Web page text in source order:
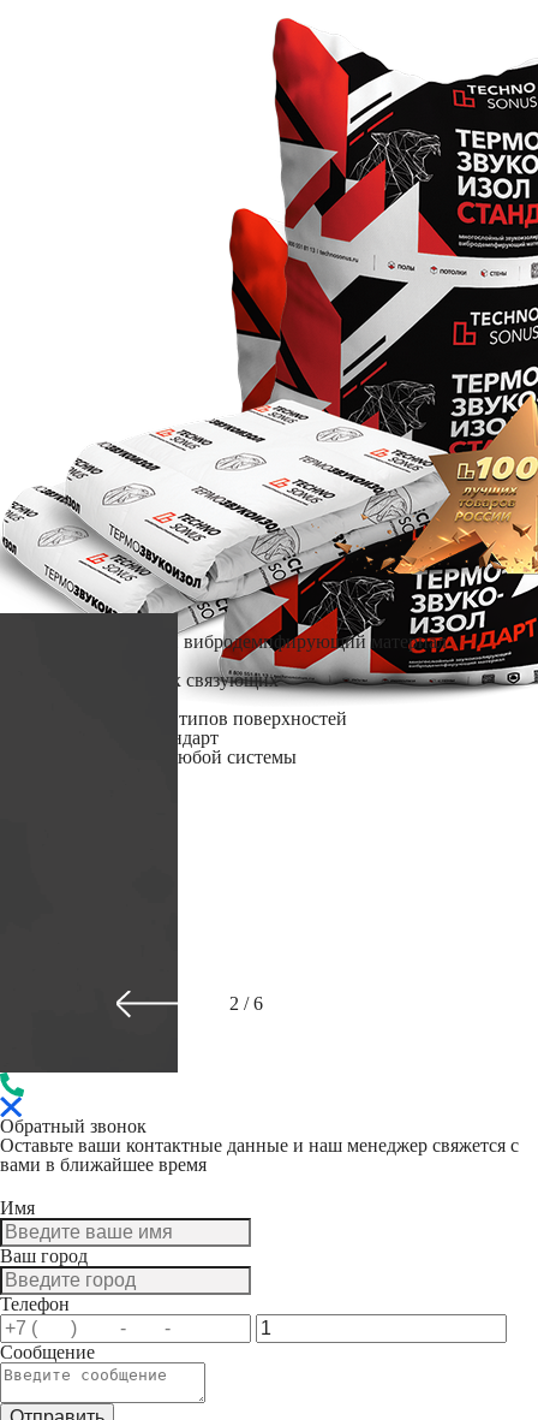
Звукоизолирующий и вибродемпфирующий материал
Не содержит вредных связующих
Подходит для любых типов поверхностей
ТермоЗвукоИзол Стандарт
Базовый компонент любой системы
2 /6
Обратный звонок
Оставьте ваши контактные данные и наш менеджер свяжется с
вами в ближайшее время
Имя
Ваш город
Телефон
Сообщение